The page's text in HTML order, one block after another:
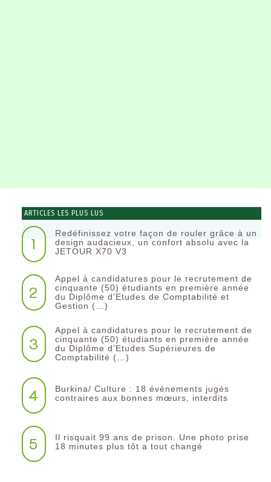
ARTICLES LES PLUS LUS
1
Redéfinissez votre façon de rouler grâce à un
design audacieux, un confort absolu avec la
JETOUR X70 V3
2
Appel à candidatures pour le recrutement de
cinquante (50) étudiants en première année
du Diplôme d’Etudes de Comptabilité et
Gestion (…)
3
Appel à candidatures pour le recrutement de
cinquante (50) étudiants en première année
du Diplôme d’Etudes Supérieures de
Comptabilité (…)
4
Burkina/ Culture : 18 événements jugés
contraires aux bonnes mœurs, interdits
5
Il risquait 99 ans de prison. Une photo prise
18 minutes plus tôt a tout changé